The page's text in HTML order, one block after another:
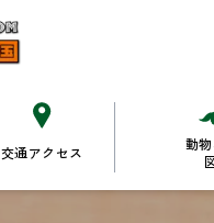
交通アクセス
動